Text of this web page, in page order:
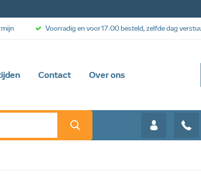
Contact Over ons
Voorradig en voor 17:00 besteld, zelfde dag